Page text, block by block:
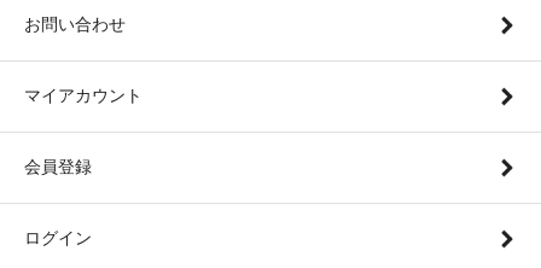
お問い合わせ
マイアカウント
会員登録
ログイン